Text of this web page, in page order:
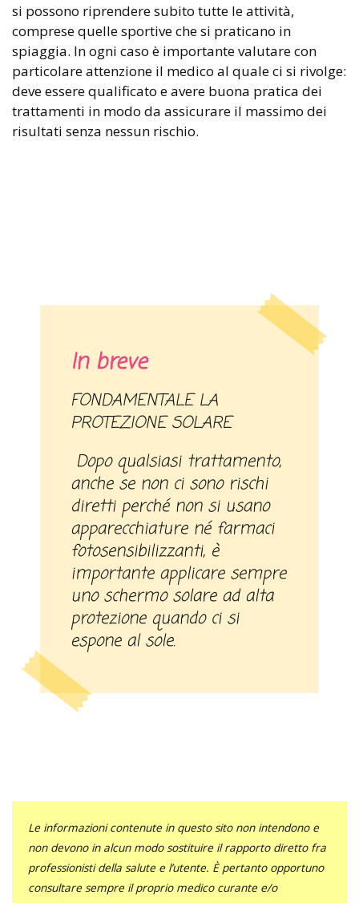
si possono riprendere subito tutte le attività,
comprese quelle sportive che si praticano in
spiaggia. In ogni caso è importante valutare con
particolare attenzione il medico al quale ci si rivolge:
deve essere qualificato e avere buona pratica dei
trattamenti in modo da assicurare il massimo dei
risultati senza nessun rischio.
In breve
FONDAMENTALE LA
PROTEZIONE SOLARE
Dopo qualsiasi trattamento,
anche se non ci sono rischi
diretti perché non si usano
apparecchiature né farmaci
fotosensibilizzanti, è
importante applicare sempre
uno schermo solare ad alta
protezione quando ci si
espone al sole.
Le informazioni contenute in questo sito non intendono e
non devono in alcun modo sostituire il rapporto diretto fra
professionisti della salute e l’utente. È pertanto opportuno
consultare sempre il proprio medico curante e/o